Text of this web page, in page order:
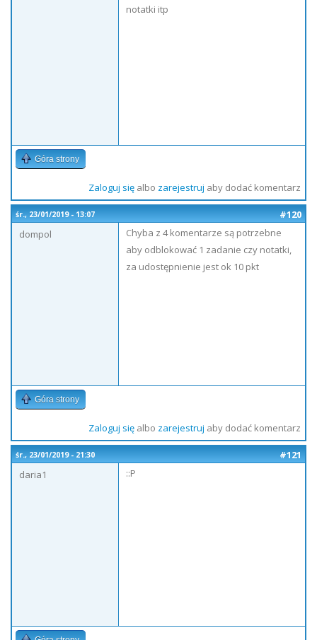
notatki itp
Góra strony
Zaloguj sięalbo zarejestruj aby dodać komentarz
śr., 23/01/2019 - 13:07
#120
dompol
Chyba z 4 komentarze są potrzebne
aby odblokować 1 zadanie czy notatki,
za udostępnienie jest ok 10 pkt
Góra strony
Zaloguj sięalbo zarejestruj aby dodać komentarz
śr., 23/01/2019 - 21:30
#121
daria1
::P